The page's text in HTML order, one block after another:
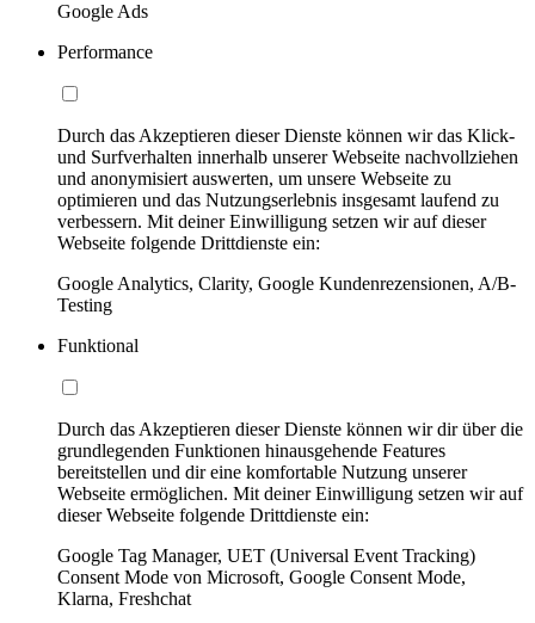
Google Ads
Performance
Durch das Akzeptieren dieser Dienste können wir das Klick-
und Surfverhalten innerhalb unserer Webseite nachvollziehen
und anonymisiert auswerten, um unsere Webseite zu
optimieren und das Nutzungserlebnis insgesamt laufend zu
verbessern. Mit deiner Einwilligung setzen wir auf dieser
Webseite folgende Drittdienste ein:
Google Analytics, Clarity, Google Kundenrezensionen, A/B-
Testing
Funktional
Durch das Akzeptieren dieser Dienste können wir dir über die
grundlegenden Funktionen hinausgehende Features
bereitstellen und dir eine komfortable Nutzung unserer
Webseite ermöglichen. Mit deiner Einwilligung setzen wir auf
dieser Webseite folgende Drittdienste ein:
Google Tag Manager, UET (Universal Event Tracking)
Consent Mode von Microsoft, Google Consent Mode,
Klarna, Freshchat